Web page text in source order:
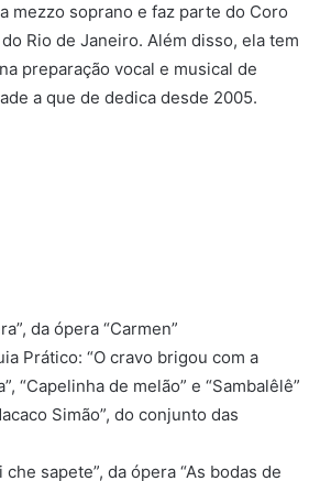
mezzo soprano e faz parte do Coro
Rio de Janeiro. Além disso, ela tem
preparação vocal e musical de
a que de dedica desde 2005.
da ópera “Carmen”
Prático: “O cravo brigou com a
“Capelinha de melão” e “Sambalêlê”
Simão”, do conjunto das
che sapete”, da ópera “As bodas de